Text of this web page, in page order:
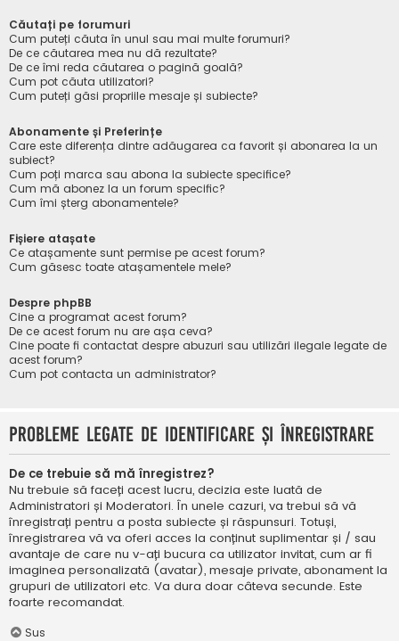
Căutați pe forumuri
Cum puteți căuta în unul sau mai multe forumuri?
De ce căutarea mea nu dă rezultate?
De ce îmi reda căutarea o pagină goală?
Cum pot căuta utilizatori?
Cum puteți găsi propriile mesaje și subiecte?
Abonamente și Preferințe
Care este diferența dintre adăugarea ca favorit și abonarea la un
subiect?
Cum poți marca sau abona la subiecte specifice?
Cum mă abonez la un forum specific?
Cum îmi șterg abonamentele?
Fișiere atașate
Ce atașamente sunt permise pe acest forum?
Cum găsesc toate atașamentele mele?
Despre phpBB
Cine a programat acest forum?
De ce acest forum nu are așa ceva?
Cine poate fi contactat despre abuzuri sau utilizări ilegale legate de
acest forum?
Cum pot contacta un administrator?
Probleme legate de identificare și înregistrare
De ce trebuie să mă înregistrez?
Nu trebuie să faceți acest lucru, decizia este luată de
Administratori și Moderatori. În unele cazuri, va trebui să vă
înregistrați pentru a posta subiecte și răspunsuri. Totuși,
înregistrarea vă va oferi acces la conținut suplimentar și / sau
avantaje de care nu v-ați bucura ca utilizator invitat, cum ar fi
imaginea personalizată (avatar), mesaje private, abonament la
grupuri de utilizatori etc. Va dura doar câteva secunde. Este
foarte recomandat.
Sus